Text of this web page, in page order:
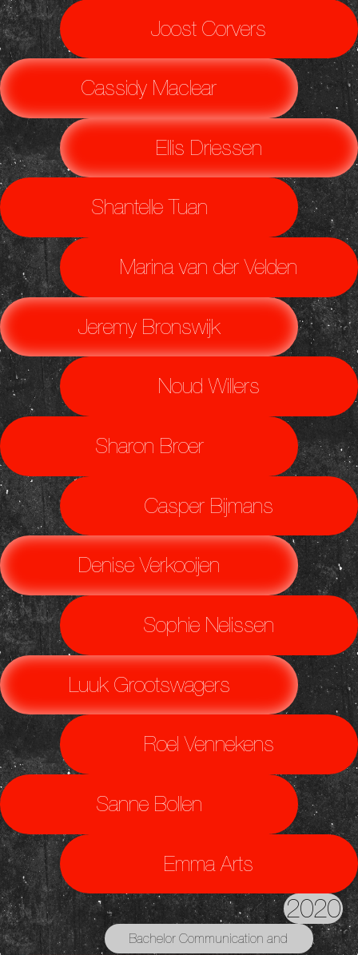
Joost Corvers
Cassidy Maclear
Ellis Driessen
Shantelle Tuan
Marina van der Velden
Jeremy Bronswijk
Noud Willers
Sharon Broer
Casper Bijmans
Denise Verkooijen
Sophie Nelissen
Luuk Grootswagers
Roel Vennekens
Sanne Bollen
Emma Arts
2020
Bachelor Communication and